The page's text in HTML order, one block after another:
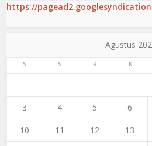
https://
Agustus
S S R K
3 4 5 6
10 11 12 13